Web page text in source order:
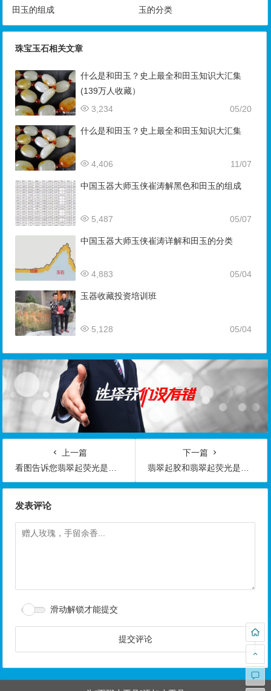
田玉的组成
玉的分类
珠宝玉石相关文章
什么是和田玉？史上最全和田玉知识大汇集
(139万人收藏）
05/20
3,234
什么是和田玉？史上最全和田玉知识大汇集
11/07
4,406
中国玉器大师玉侠崔涛解黑色和田玉的组成
05/07
5,487
中国玉器大师玉侠崔涛详解和田玉的分类
05/04
4,883
玉器收藏投资培训班
05/04
5,128
上一篇
看图告诉您翡翠起荧光是什么意思？
下一篇
翡翠起胶和翡翠起荧光是什么意思有什么区别呢
发表评论
滑动解锁才能提交